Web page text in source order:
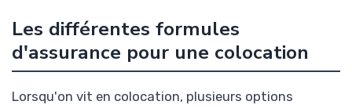
Les différentes formules
d'assurance pour une colocation
Lorsqu'on vit en colocation, plusieurs options